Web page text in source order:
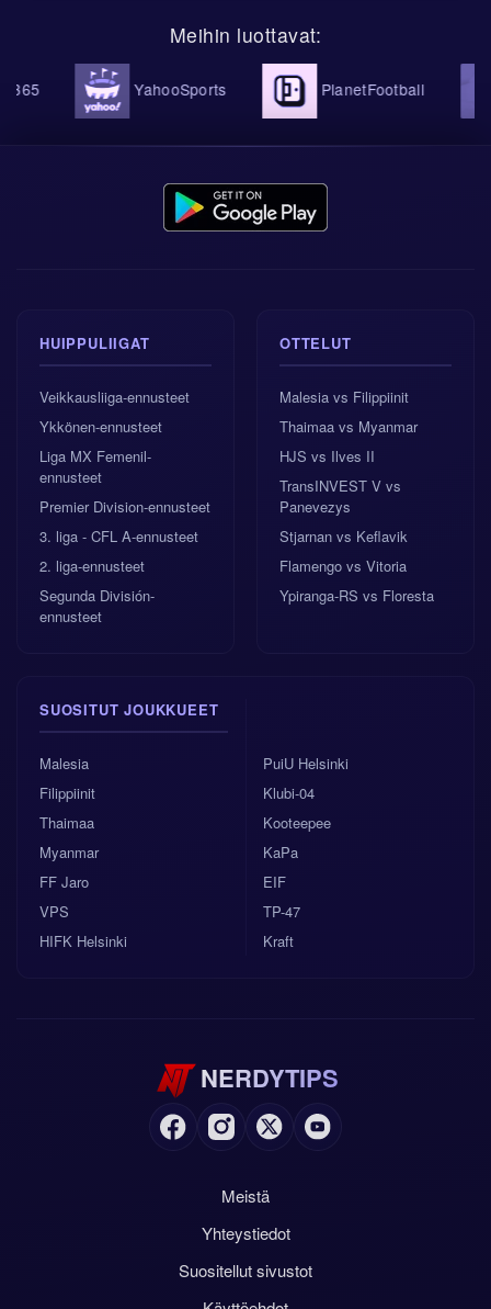
Meihin luottavat:
YahooSports PlanetFootball
HUIPPULIIGAT
Veikkausliiga-ennusteet
Ykkönen-ennusteet
Liga MX Femenil-
ennusteet
Premier Division-ennusteet
3. liga - CFL A-ennusteet
2. liga-ennusteet
Segunda División-
ennusteet
OTTELUT
Malesia vs Filippiinit
Thaimaa vs Myanmar
HJS vs Ilves II
TransINVEST V vs
Panevezys
Stjarnan vs Keflavik
Flamengo vs Vitoria
Ypiranga-RS vs Floresta
SUOSITUT JOUKKUEET
Malesia
Filippiinit
Thaimaa
Myanmar
FF Jaro
VPS
HIFK Helsinki
PuiU Helsinki
Klubi-04
Kooteepee
KaPa
EIF
TP-47
Kraft
NERDYTIPS
Meistä
Yhteystiedot
Suositellut sivustot